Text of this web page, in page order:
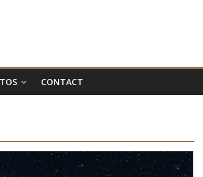
CONTACT